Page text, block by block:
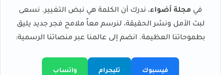
في مجلة أضواء، ندرك أن الكلمة هي نبض التغيير. نسعى
لبث الأمل ونشر الحقيقة، لنرسم معاً ملامح فجر جديد يليق
بطموحاتنا العظيمة. انضم إلى عالمنا عبر منصاتنا الرسمية:
فيسبوك تليجرام واتساب